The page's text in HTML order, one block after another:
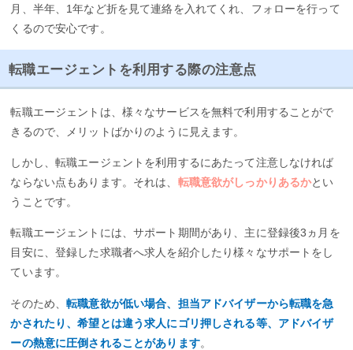
月、半年、1年など折を見て連絡を入れてくれ、フォローを行って
くるので安心です。
転職エージェントを利用する際の注意点
転職エージェントは、様々なサービスを無料で利用することがで
きるので、メリットばかりのように見えます。
しかし、転職エージェントを利用するにあたって注意しなければ
ならない点もあります。それは、 転職意欲がしっかりあるかとい
うことです。
転職エージェントには、サポート期間があり、主に登録後3ヵ月を
目安に、登録した求職者へ求人を紹介したり様々なサポートをし
ています。
そのため、転職意欲が低い場合、担当アドバイザーから転職を急
かされたり、希望とは違う求人にゴリ押しされる等、アドバイザ
ーの熱意に圧倒されることがあります。